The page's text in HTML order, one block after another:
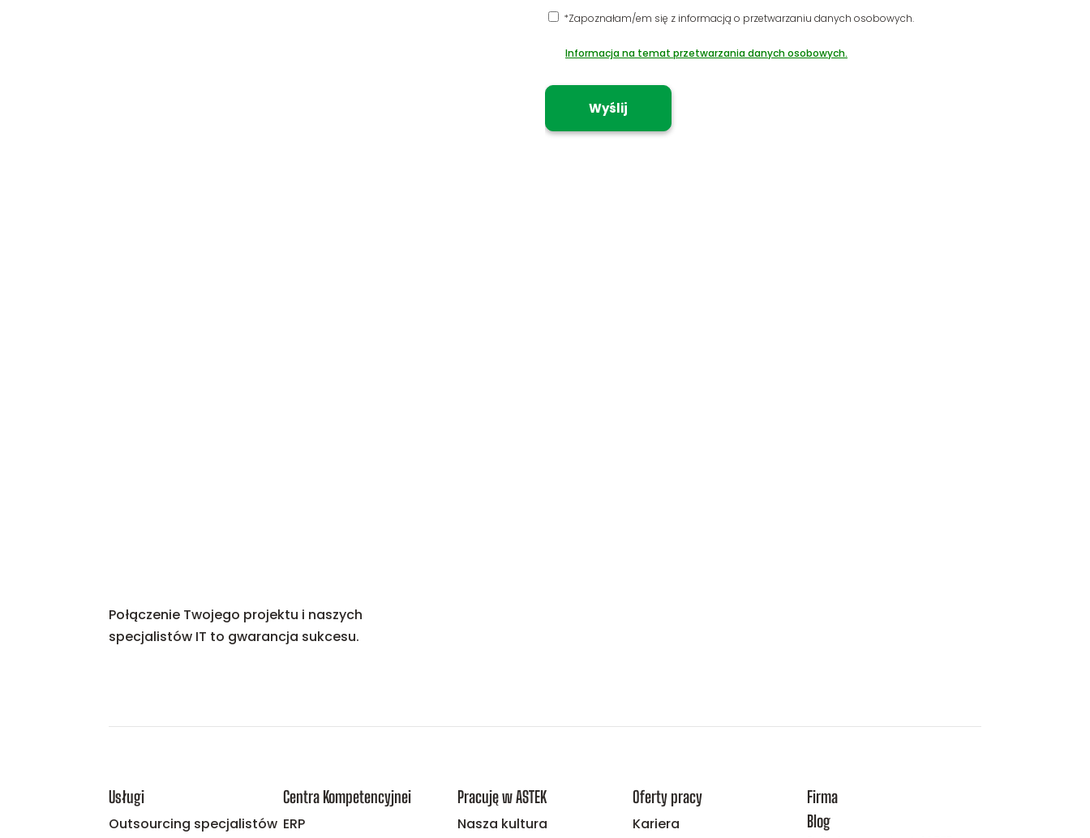
*Zapoznałam/em się z informacją o przetwarzaniu danych osobowych.
Informacja na temat przetwarzania danych osobowych.
Połączenie Twojego projektu i naszych
specjalistów IT to gwarancja sukcesu.
Usługi
Outsourcing specjalistów
Centra Kompetencyjnei
ERP
Pracuję w ASTEK
Nasza kultura
Oferty pracy
Kariera
Firma
Blog